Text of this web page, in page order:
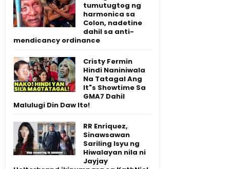
tumutugtog ng
harmonica sa
Colon, nadetine
dahil sa anti-
mendicancy ordinance
Cristy Fermin
Hindi Naniniwala
Na Tatagal Ang
It"s Showtime Sa
GMA7 Dahil
Malulugi Din Daw Ito!
RR Enriquez,
Sinawsawan
Sariling Isyu ng
Hiwalayan nila ni
Jayjay